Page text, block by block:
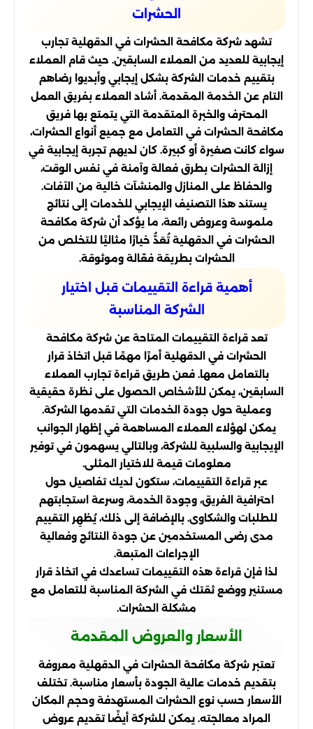
الحشرات
تشهد شركة مكافحة الحشرات في الدقهلية تجارب
إيجابية للعديد من العملاء السابقين. حيث قام العملاء
بتقييم خدمات الشركة بشكل إيجابي وأبديوا رضاهم
التام عن الخدمة المقدمة. أشاد العملاء بفريق العمل
المحترف والخبرة المتقدمة التي يتمتع بها فريق
مكافحة الحشرات في التعامل مع جميع أنواع الحشرات،
سواء كانت صغيرة أو كبيرة. كان لديهم تجربة إيجابية في
إزالة الحشرات بطرق فعالة وآمنة في نفس الوقت،
والحفاظ على المنازل والمنشآت خالية من الآفات.
يستند هذا التصنيف الإيجابي للخدمات إلى نتائج
ملموسة وعروض رائعة، ما يؤكد أن شركة مكافحة
الحشرات في الدقهلية تُعَدُّ خيارًا مثاليًا للتخلص من
الحشرات بطريقة فعّالة وموثوقة.
أهمية قراءة التقييمات قبل اختيار
الشركة المناسبة
تعد قراءة التقييمات المتاحة عن شركة مكافحة
الحشرات في الدقهلية أمرًا مهمًا قبل اتخاذ قرار
بالتعامل معها. فعن طريق قراءة تجارب العملاء
السابقين، يمكن للأشخاص الحصول على نظرة حقيقية
وعملية حول جودة الخدمات التي تقدمها الشركة.
يمكن لهؤلاء العملاء المساهمة في إظهار الجوانب
الإيجابية والسلبية للشركة، وبالتالي يسهمون في توفير
معلومات قيمة للاختيار المثلى.
عبر قراءة التقييمات، ستكون لديك تفاصيل حول
احترافية الفريق، وجودة الخدمة، وسرعة استجابتهم
للطلبات والشكاوى. بالإضافة إلى ذلك، يُظهِر التقييم
مدى رضى المستخدمين عن جودة النتائج وفعالية
الإجراءات المتبعة.
لذا فإن قراءة هذه التقييمات تساعدك في اتخاذ قرار
مستنير ووضع ثقتك في الشركة المناسبة للتعامل مع
مشكلة الحشرات.
الأسعار والعروض المقدمة
تعتبر شركة مكافحة الحشرات في الدقهلية معروفة
بتقديم خدمات عالية الجودة بأسعار مناسبة. تختلف
الأسعار حسب نوع الحشرات المستهدفة وحجم المكان
المراد معالجته. يمكن للشركة أيضًا تقديم عروض